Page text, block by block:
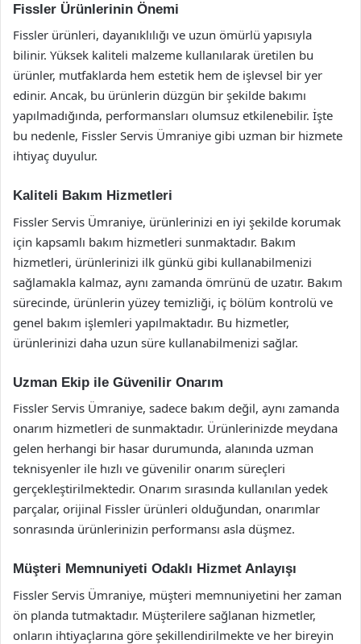
Fissler Ürünlerinin Önemi
Fissler ürünleri, dayanıklılığı ve uzun ömürlü yapısıyla
bilinir. Yüksek kaliteli malzeme kullanılarak üretilen bu
ürünler, mutfaklarda hem estetik hem de işlevsel bir yer
edinir. Ancak, bu ürünlerin düzgün bir şekilde bakımı
yapılmadığında, performansları olumsuz etkilenebilir. İşte
bu nedenle, Fissler Servis Ümraniye gibi uzman bir hizmete
ihtiyaç duyulur.
Kaliteli Bakım Hizmetleri
Fissler Servis Ümraniye, ürünlerinizi en iyi şekilde korumak
için kapsamlı bakım hizmetleri sunmaktadır. Bakım
hizmetleri, ürünlerinizi ilk günkü gibi kullanabilmenizi
sağlamakla kalmaz, aynı zamanda ömrünü de uzatır. Bakım
sürecinde, ürünlerin yüzey temizliği, iç bölüm kontrolü ve
genel bakım işlemleri yapılmaktadır. Bu hizmetler,
ürünlerinizi daha uzun süre kullanabilmenizi sağlar.
Uzman Ekip ile Güvenilir Onarım
Fissler Servis Ümraniye, sadece bakım değil, aynı zamanda
onarım hizmetleri de sunmaktadır. Ürünlerinizde meydana
gelen herhangi bir hasar durumunda, alanında uzman
teknisyenler ile hızlı ve güvenilir onarım süreçleri
gerçekleştirilmektedir. Onarım sırasında kullanılan yedek
parçalar, orijinal Fissler ürünleri olduğundan, onarımlar
sonrasında ürünlerinizin performansı asla düşmez.
Müşteri Memnuniyeti Odaklı Hizmet Anlayışı
Fissler Servis Ümraniye, müşteri memnuniyetini her zaman
ön planda tutmaktadır. Müşterilere sağlanan hizmetler,
onların ihtiyaçlarına göre şekillendirilmekte ve her bireyin